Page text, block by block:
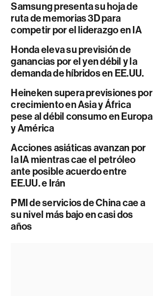
Samsung presenta su hoja de
ruta de memorias 3D para
competir por el liderazgo en IA
Honda eleva su previsión de
ganancias por el yen débil y la
demanda de híbridos en EE.UU.
Heineken supera previsiones por
crecimiento en Asia y África
pese al débil consumo en Europa
y América
Acciones asiáticas avanzan por
la IA mientras cae el petróleo
ante posible acuerdo entre
EE.UU. e Irán
PMI de servicios de China cae a
su nivel más bajo en casi dos
años